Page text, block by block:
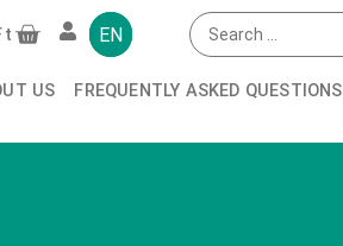
EN
US FREQUENTLY ASKED QUESTIONS